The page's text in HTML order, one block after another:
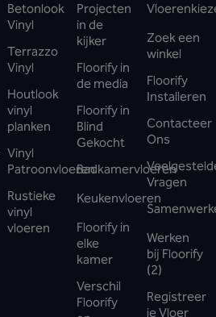
Betonlook
Vinyl
Terrazzo
Vinyl
Houtlook
vinyl
planken
Vinyl
Patroonvloeren
Rustieke
vinyl
vloeren
Projecten
in de
kijker
Floorify in
de media
Floorify in
Blind
Gekocht
Badkamervloeren
Keukenvloeren
Floorify in
elke
kamer
Verschil
Floorify
Zoek een
winkel
Floorify
Installeren
Contacteer
Ons
Vragen
Werken
bij Floorify
(2)
Registreer
je Vloer